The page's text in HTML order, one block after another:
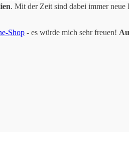
. Mit der Zeit sind dabei immer neue
Shop - es würde mich sehr freuen!